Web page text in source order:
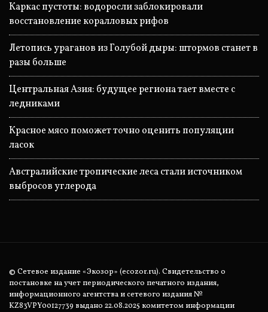
Каркас пустоты: водоросли заблокировали
восстановление коралловых рифов
Летопись ураганов из Голубой дыры: штормов станет в
разы больше
Центральная Азия: будущее региона тает вместе с
ледниками
Красное мясо поможет точно оценить популяции
ласок
Австралийские тропические леса стали источником
выбросов углерода
© Сетевое издание «Экозор» (ecozor.ru). Свидетельство о
постановке на учет периодического печатного издания,
информационного агентства и сетевого издания №
KZ83VPY00127739 выдано 22.08.2025 комитетом информации